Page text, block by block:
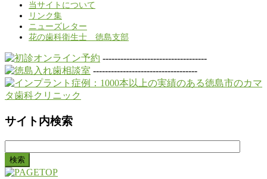
当サイトについて
リンク集
ニューズレター
花の歯科衛生士 徳島支部
-----------------------------------
-----------------------------------
サイト内検索
索: